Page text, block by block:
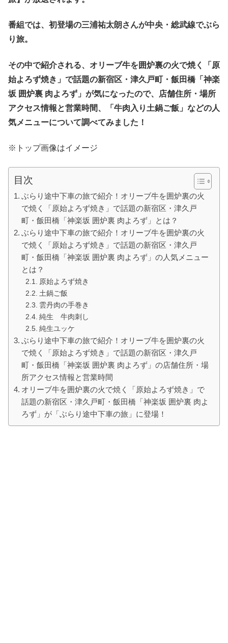
番組では、初登場の三浦祐太朗さんが中央・総武線でぶら
り旅。
その中で紹介される、オリーブ牛を囲炉裏の火で焼く「原
始よろず焼き」で話題の新宿区・津久戸町・飯田橋「神楽
坂 囲炉裏 肉よろず」が気になったので、店舗住所・場所
アクセス情報と営業時間、「牛肉入り土鍋ご飯」などの人
気メニューについて調べてみました！
※トップ画像はイメージ
目次
ぶらり途中下車の旅で紹介！オリーブ牛を囲炉裏の火
で焼く「原始よろず焼き」で話題の新宿区・津久戸
町・飯田橋「神楽坂 囲炉裏 肉よろず」とは？
ぶらり途中下車の旅で紹介！オリーブ牛を囲炉裏の火
で焼く「原始よろず焼き」で話題の新宿区・津久戸
町・飯田橋「神楽坂 囲炉裏 肉よろず」の人気メニュー
とは？
原始よろず焼き
土鍋ご飯
雲丹肉の手巻き
純生 牛肉刺し
純生ユッケ
ぶらり途中下車の旅で紹介！オリーブ牛を囲炉裏の火
で焼く「原始よろず焼き」で話題の新宿区・津久戸
町・飯田橋「神楽坂 囲炉裏 肉よろず」の店舗住所・場
所アクセス情報と営業時間
オリーブ牛を囲炉裏の火で焼く「原始よろず焼き」で
話題の新宿区・津久戸町・飯田橋「神楽坂 囲炉裏 肉よ
ろず」が「ぶらり途中下車の旅」に登場！